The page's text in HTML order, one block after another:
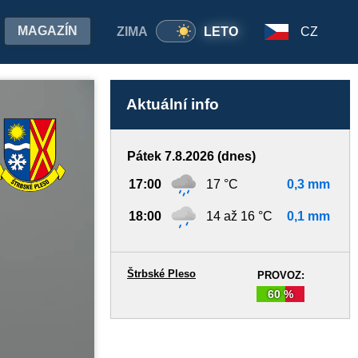
ZIMA LETO
MAGAZÍN CZ
Aktuální info
Pátek 7.8.2026 (dnes)
17:00 17 °C 0,3 mm
18:00 14 až 16 °C 0,1 mm
PROVOZ:
60 %
Štrbské Pleso